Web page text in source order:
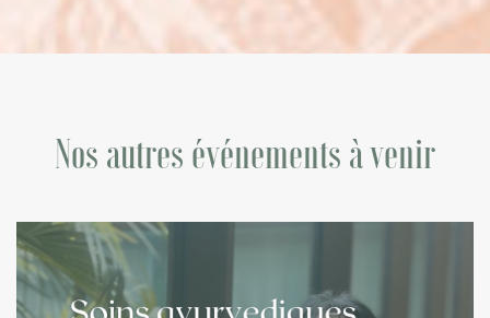
Nos autres événements à venir